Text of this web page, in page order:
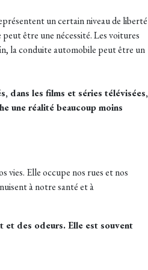
un certain niveau de liberté
être une nécessité. Les voitures
la conduite automobile peut être un
dans les films et séries télévisées,
une réalité beaucoup moins
vies. Elle occupe nos rues et nos
à notre santé et à
et des odeurs. Elle est souvent